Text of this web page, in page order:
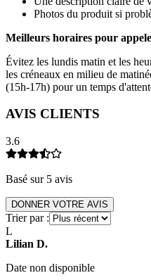
Photos du produit si
Meilleurs horaires pour
Évitez les lundis matin et les
les créneaux en milieu de
(15h-17h) pour un temps
AVIS CLIENTS
3.6
Basé sur 5 avis
DONNER VOTRE AVIS
Trier par :
L
Lilian D.
Date non disponible